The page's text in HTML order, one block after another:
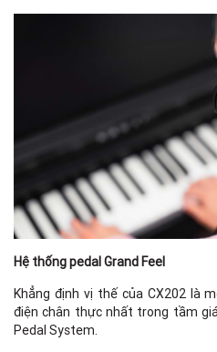
Hệ thống pedal Grand Feel
Khẳng định vị thế của CX202 là
điện chân thực nhất trong tầm
Pedal System.